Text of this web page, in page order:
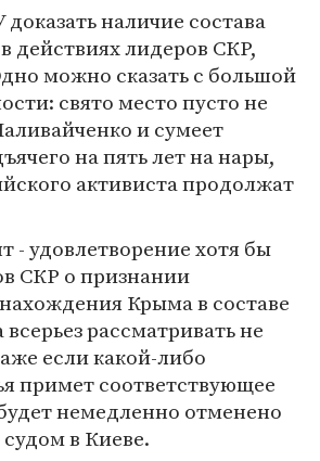
наличие состава
действиях лидеров СКР,
можно сказать с большой
свято место пусто не
и сумеет
на пять лет на нары,
активиста продолжат
- удовлетворение хотя бы
СКР о признании
Крыма в составе
рассматривать не
если какой-либо
примет соответствующее
немедленно отменено
в Киеве.